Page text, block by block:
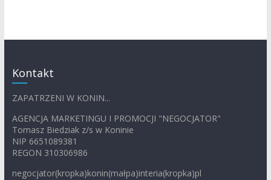
Kontakt
ZAPATRZENI W KONIN...
AGENCJA MARKETINGU I PROMOCJI "NEGOCJATOR"
Tomasz Biedziak z/s w Koninie
NIP 6651089381
REGON 310306986
negocjator(kropka)konin(małpa)interia(kropka)pl